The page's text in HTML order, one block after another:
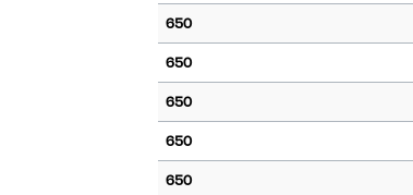
650
650
650
650
650